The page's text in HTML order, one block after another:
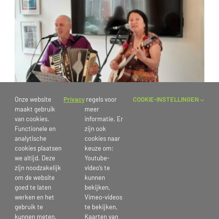
6 juni 2025
Onze website
maakt gebruik
van cookies.
Functionele en
analytische
cookies plaatsen
we altijd. Deze
zijn noodzakelijk
om de website
goed te laten
werken en het
gebruik te
kunnen meten.
Privacy regels voor
meer
informatie. Er
zijn ook
cookies naar
keuze om:
Youtube-
video’s te
kunnen
bekijken,
Vimeo-videos
te bekijken,
Kaarten van
COOKIE-INSTELLINGEN